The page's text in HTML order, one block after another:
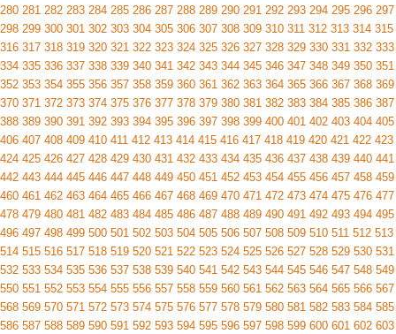
280 281 282 283 284 285 286 287 288 289 290 291 292 293 294 295 296 297
298 299 300 301 302 303 304 305 306 307 308 309 310 311 312 313 314 315
316 317 318 319 320 321 322 323 324 325 326 327 328 329 330 331 332 333
334 335 336 337 338 339 340 341 342 343 344 345 346 347 348 349 350 351
352 353 354 355 356 357 358 359 360 361 362 363 364 365 366 367 368 369
370 371 372 373 374 375 376 377 378 379 380 381 382 383 384 385 386 387
388 389 390 391 392 393 394 395 396 397 398 399 400 401 402 403 404 405
406 407 408 409 410 411 412 413 414 415 416 417 418 419 420 421 422 423
424 425 426 427 428 429 430 431 432 433 434 435 436 437 438 439 440 441
442 443 444 445 446 447 448 449 450 451 452 453 454 455 456 457 458 459
460 461 462 463 464 465 466 467 468 469 470 471 472 473 474 475 476 477
478 479 480 481 482 483 484 485 486 487 488 489 490 491 492 493 494 495
496 497 498 499 500 501 502 503 504 505 506 507 508 509 510 511 512 513
514 515 516 517 518 519 520 521 522 523 524 525 526 527 528 529 530 531
532 533 534 535 536 537 538 539 540 541 542 543 544 545 546 547 548 549
550 551 552 553 554 555 556 557 558 559 560 561 562 563 564 565 566 567
568 569 570 571 572 573 574 575 576 577 578 579 580 581 582 583 584 585
586 587 588 589 590 591 592 593 594 595 596 597 598 599 600 601 602 603